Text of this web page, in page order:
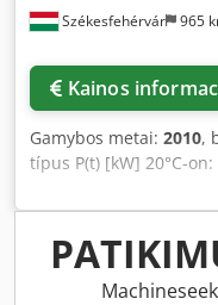
V, 50 Hz, „Siemens“,
Székesfehérvár 965
Kainos
Gamybos metai: 2010,
típus P(t) [kW] 20°C-
Üreges kimenő
kúpkerekes